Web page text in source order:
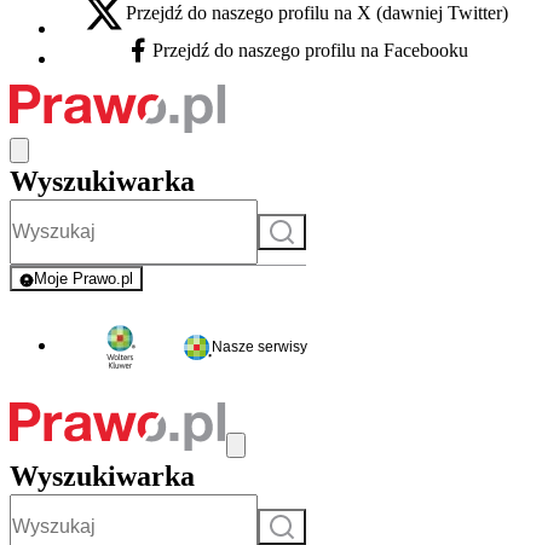
X - otwiera się w nowej karcie
Przejdź do naszego profilu na X (dawniej Twitter)
Facebook - otwiera się w nowej karcie
Przejdź do naszego profilu na Facebooku
Wyszukiwarka
Szukaj
Moje Prawo.pl
- rejestracja i logowanie do serwisu
Nasze serwisy
Wyszukiwarka
Szukaj